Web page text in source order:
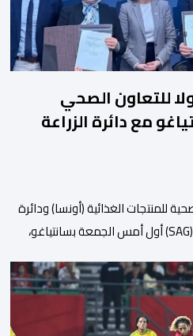
للتعاون الصحي
مع دائرة الزراعة
للمنتجات الغذائية (أونسا) ودائرة
الزراعة والتربية الحيوانية بالشيلي (SAG) أول أمس الجمعة بسانتياغو،
الذي تم توقيعه بحضور
عن القطاع الخاص ومن
الصحية، والصحية النباتية المطبقة